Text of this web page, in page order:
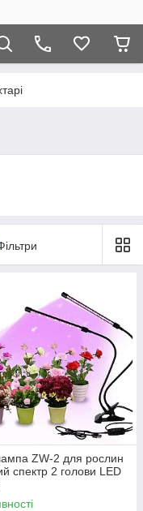
ZW-2 для рослин
спектр 2 голови LED